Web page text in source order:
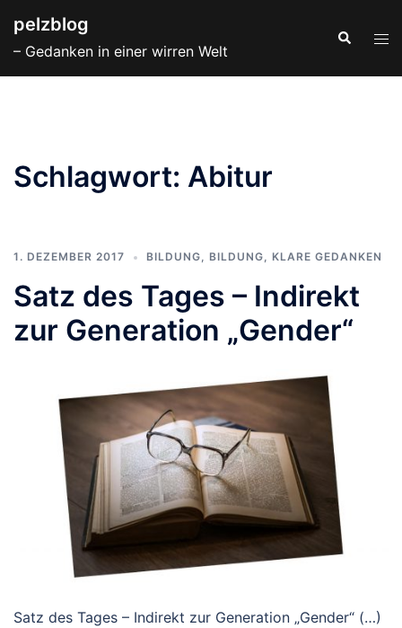
Inhalt
springen
pelzblog
– Gedanken in einer wirren Welt
Suche
Schlagwort: Abitur
1. DEZEMBER 2017 BILDUNG, BILDUNG, KLARE GEDANKEN
Satz des Tages – Indirekt
zur Generation „Gender“
Satz des Tages – Indirekt zur Generation „Gender“ (…)